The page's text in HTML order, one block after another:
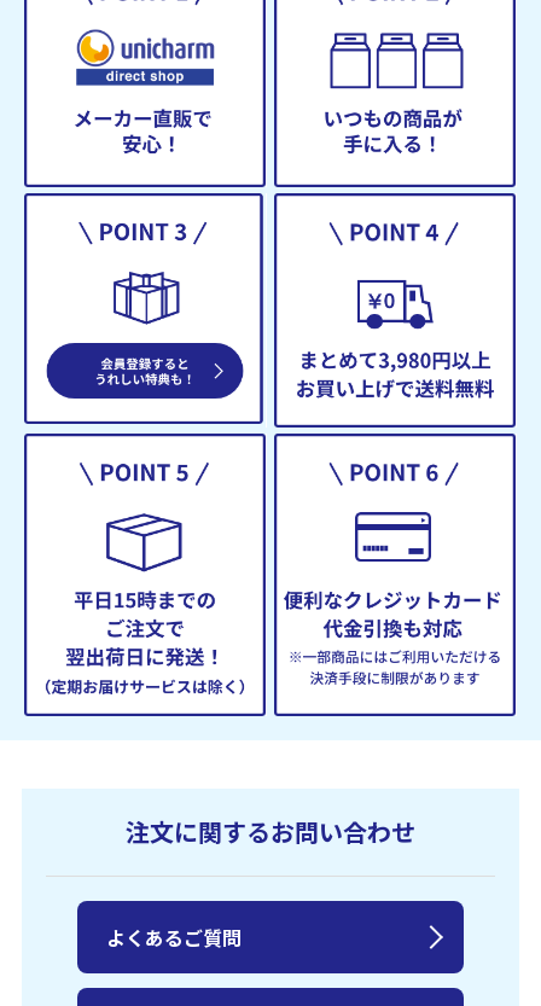
注文に関するお問い合わせ
よくあるご質問